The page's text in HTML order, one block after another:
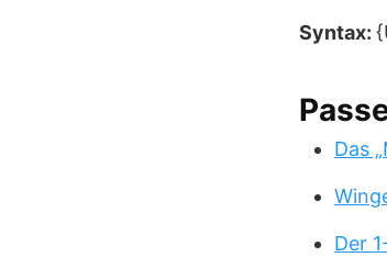
Syntax:
Das
Der